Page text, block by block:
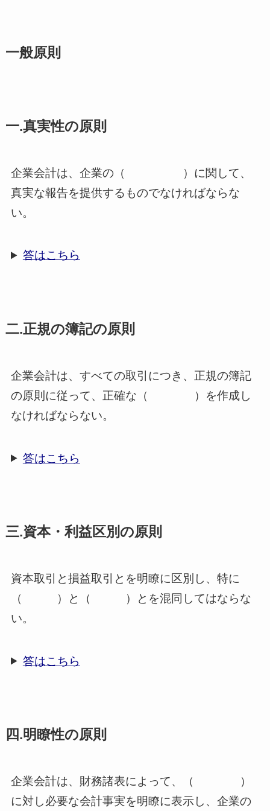
一般原則
一.真実性の原則
企業会計は、企業の（ ）に関して、
真実な報告を提供するものでなければならな
い。
答はこちら
二.正規の簿記の原則
企業会計は、すべての取引につき、正規の簿記
の原則に従って、正確な（ ）を作成し
なければならない。
答はこちら
三.資本・利益区別の原則
資本取引と損益取引とを明瞭に区別し、特に
（ ）と（ ）とを混同してはならな
い。
答はこちら
四.明瞭性の原則
企業会計は、財務諸表によって、（ ）
に対し必要な会計事実を明瞭に表示し、企業の